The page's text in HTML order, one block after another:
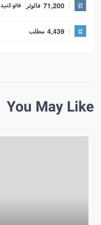
71,200 فالوئر فالو کنید
4,439 مطلب
You May Like